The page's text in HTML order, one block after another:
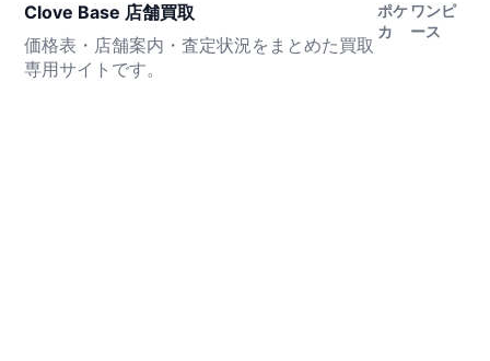
Clove Base 店舗買取
価格表・店舗案内・査定状況をまとめた買取
専用サイトです。
ポケ
カ
ワンピ
ース